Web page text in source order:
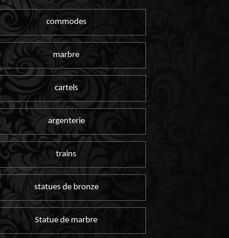
commodes
marbre
cartels
argenterie
trains
statues de bronze
Statue de marbre